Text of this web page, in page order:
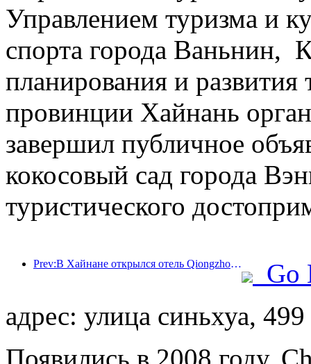
Управлением туризма и
спорта города Ваньнин,
планирования и развития
провинции Хайнань
завершил публичное
кокосовый сад города
туристического
Prev:В Хайнане открылся отель Qiongzhong Fupon Sheraton
Go
адрес: улица синьхуа, 499
Появились в 2008 году,